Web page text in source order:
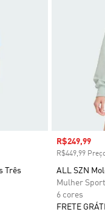
Três
Preço com
R$249,99
R$449,99
ALL SZN
Mulher
6 cores
FRETE